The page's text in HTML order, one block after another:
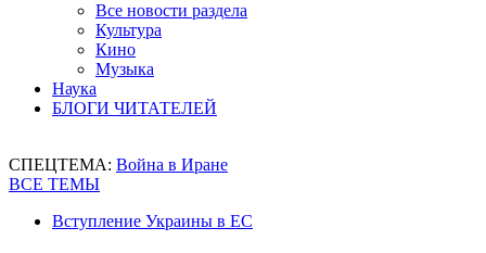
Все новости раздела
Культура
Кино
Музыка
Наука
БЛОГИ ЧИТАТЕЛЕЙ
СПЕЦТЕМА: Война в Иране
ВСЕ ТЕМЫ
Вступление Украины в ЕС